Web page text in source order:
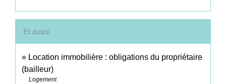
Et aussi
Location immobilière : obligations du propriétaire
(bailleur)
Logement